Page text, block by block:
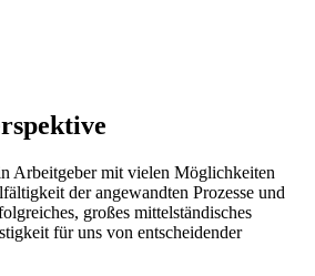
Arbeitgeber mit vielen Möglichkeiten
der angewandten Prozesse und
großes mittelständisches
für uns von entscheidender